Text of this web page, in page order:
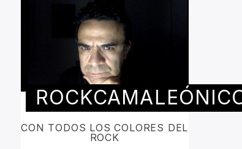
CON TODOS LOS COLORES DEL
ROCK